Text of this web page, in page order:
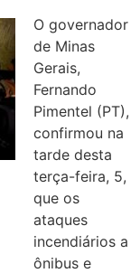
O governador
de Minas
Gerais,
Fernando
Pimentel (PT),
confirmou na
tarde desta
terça-feira, 5,
que os
ataques
incendiários a
ônibus e